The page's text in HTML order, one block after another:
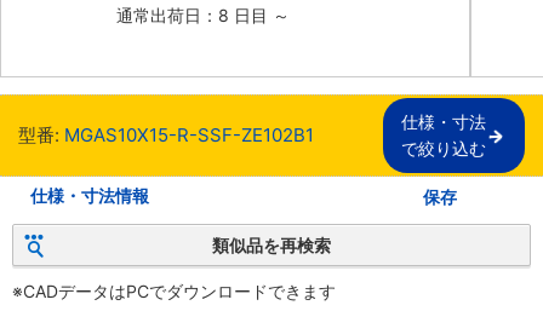
通常出荷日：8 日目 ～
型番: MGAS10X15-R-SSF-ZE102B1
仕様・寸法
で絞り込む
仕様・寸法情報 保存
類似品を再検索
※CADデータはPCでダウンロードできます